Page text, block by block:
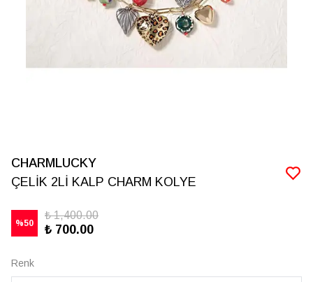
CHARMLUCKY
ÇELİK 2Lİ KALP CHARM KOLYE
%50
₺ 1,400.00
₺ 700.00
Renk